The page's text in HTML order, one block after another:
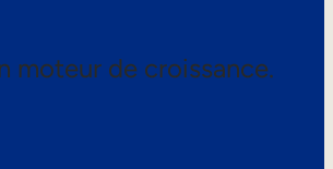
moteur de croissance.